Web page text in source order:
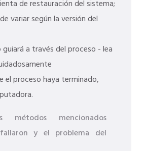
de restauración del sistema;
variar según la versión del
guiará a través del proceso - lea
el proceso haya terminado,
mencionados
y el problema del